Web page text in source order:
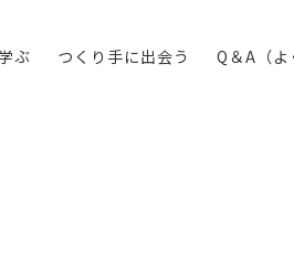
ぶ つくり手に出会う Q＆A（